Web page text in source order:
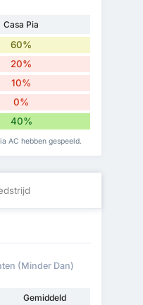
Casa Pia
60%
20%
10%
0%
40%
AC hebben gespeeld.
(Minder Dan)
Gemiddeld